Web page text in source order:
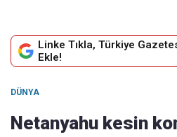
Linke Tıkla, Türkiye
Ekle!
DÜNYA
Netanyahu kesin